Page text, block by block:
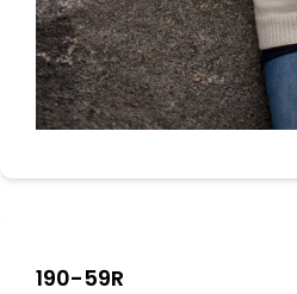
190-59R